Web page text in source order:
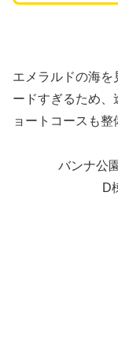
エメラルドの海を
ードすぎるため
ョートコースも整
バンナ公
D